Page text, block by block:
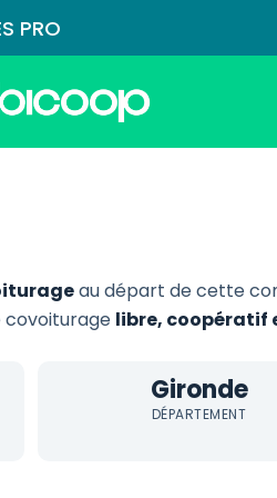
PRO
au départ de cette
covoiturage libre, coopératif
Gironde
DÉPARTEMENT